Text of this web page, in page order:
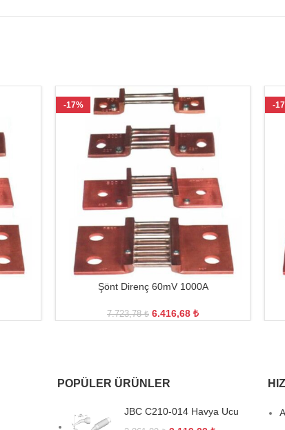
-17%
Şönt Direnç 60mV 1000A
7.723,78₺ 6.416,68 ₺
-
POPÜLER ÜRÜNLER
JBC C210-014 Havya Ucu